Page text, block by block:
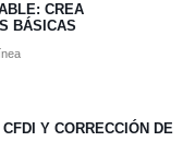
CREA
BÁSICAS
Y CORRECCIÓN DE